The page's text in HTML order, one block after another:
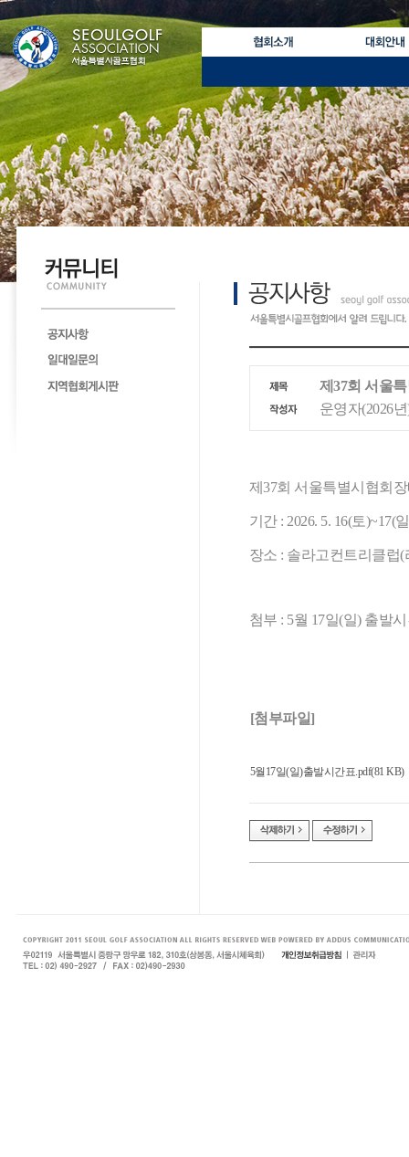
제37회 서울
운영자(2026
제37회 서울특별시협회
기간 : 2026. 5. 16(토)~17(
장소 : 솔라고컨트리클럽(
첨부 : 5월 17일(일) 출발
[첨부파일]
5월17일(일)출발시간표.pdf(81 KB)